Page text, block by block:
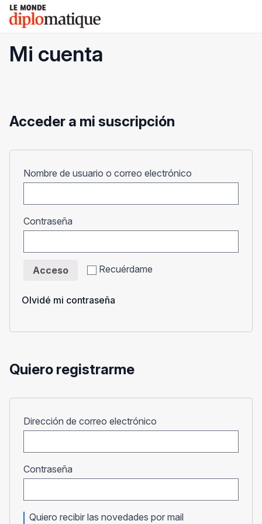
Skip
content
Le monde diplomatique
Mi cuenta
Acceder a mi suscripción
Nombre de usuario o correo electrónico
Contraseña
Recuérdame
Acceso
Olvidé mi contraseña
Quiero registrarme
Dirección de correo electrónico
Contraseña
Quiero recibir las novedades por mail